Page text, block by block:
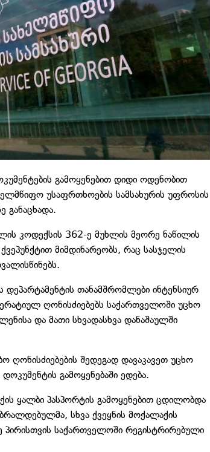
გამოყენებით დიდი ოდენობით
უსაფრთხოების სამსახურის უფროსის
განაცხადა.
კოდექსის 362-ე მუხლის მეორე ნაწილის
მიმდინარეობს, რაც სასჯელის
თანამშრომლები ინტენსიურ
ღონისძიებებს საქართველოში უცხო
და მათი სხვადასხვა დანაშაულში
ღონისძიებების შედეგად დავაკავეთ უცხო
გამოყენებაში ედება.
ყალბი პასპორტის გამოყენებით ცდილობდა
სხვა ქვეყნის მოქალაქის
პირისთვის საქართველოში რეგისტრირებული